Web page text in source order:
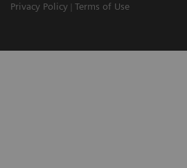
Privacy Policy
Terms of Use